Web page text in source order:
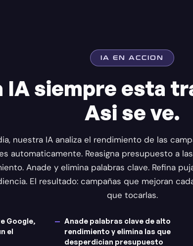
IA EN ACCION
IA siempre esta
Asi se ve.
nuestra IA analiza el rendimiento de las
automaticamente. Reasigna presupuesto a
Anade y elimina palabras clave. Refina
El resultado: campañas que mejoran
que tocarlas.
Google,
el
Anade palabras clave de alto
rendimiento y elimina las que
desperdician presupuesto